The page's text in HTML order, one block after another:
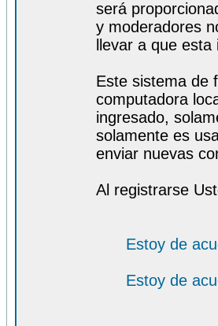
será
y moderadores
llevar a que
Este sistema de
computadora
ingresado,
solamente es
enviar nuevas
Al registrarse
Estoy de
Estoy de